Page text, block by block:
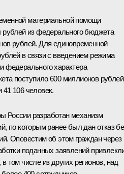
материальной помощи
рублей из федерального бюджета
рублей. Для единовременной
в связи с введением режима
федерального характера
поступило 600 миллионов
106 человек.
России разработан механизм
по которым ранее был дан отказ
Оповестим об этом граждан через
поданных заявлений
том числе из других регионов, над